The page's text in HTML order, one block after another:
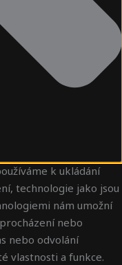
k ukládání
technologie jako jsou
nám umožní
nebo
nebo odvolání
vlastnosti a funkce.